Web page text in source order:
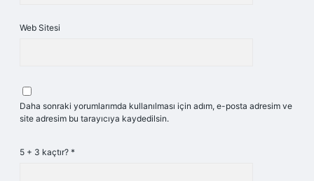
Web Sitesi
Daha sonraki yorumlarımda kullanılması için adım, e-posta adresim ve
site adresim bu tarayıcıya kaydedilsin.
5 + 3 kaçtır? *